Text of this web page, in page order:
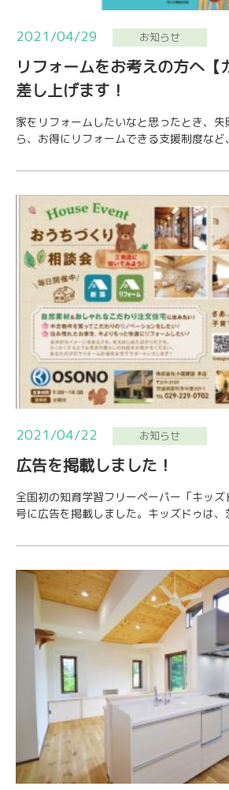
2021/04/29 お知らせ
リフォームをお考えの方へ【
差し上げます！
家をリフォームしたいなと思ったとき、
ら、お得にリフォームできる支援制度な
2021/04/22 お知らせ
広告を掲載しました！
全国初の知育学習フリーペーパー「キッ
号に広告を掲載しました。キッズドゥは